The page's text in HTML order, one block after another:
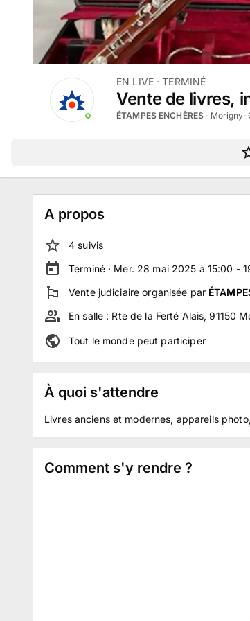
EN LIVE· TERMINÉ
Vente de livres,
ÉTAMPES ENCHÈRES · Morigny-
A propos
4 suivis
Terminé · Mer. 28 mai 2025 à 15:00 -
Vente judiciaire organisée par
En salle : Rte de la Ferté Alais, 91150
Tout le monde peut participer
À quoi s'attendre
Livres anciens et modernes, appareils
Comment s'y rendre ?